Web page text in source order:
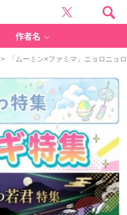
作者名
> 「ムーミン×ファミマ」ニョロニョ